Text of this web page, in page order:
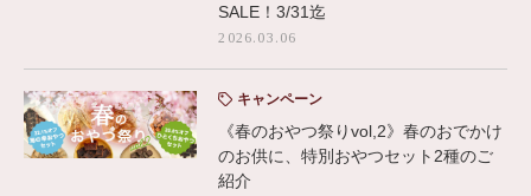
SALE！3/31迄
2026.03.06
キャンペーン
《春のおやつ祭りvol,2》春のおでかけ
のお供に、特別おやつセット2種のご
紹介